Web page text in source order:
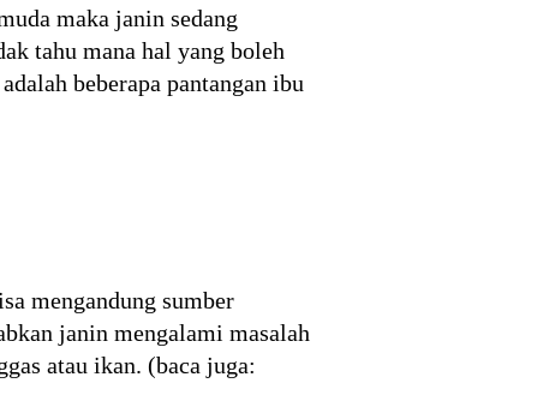
maka janin sedang
tahu mana hal yang boleh
beberapa pantangan ibu
mengandung sumber
janin mengalami masalah
atau ikan. (baca juga: